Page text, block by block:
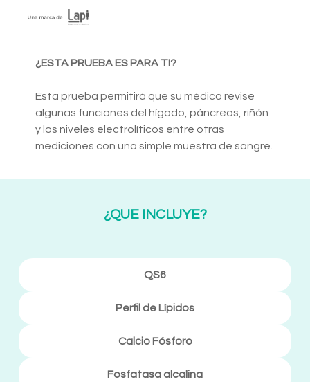
¿ESTA PRUEBA ES PARA TI?
Esta prueba permitirá que su médico revise
algunas funciones del hígado, páncreas, riñón
y los niveles electrolíticos entre otras
mediciones con una simple muestra de sangre.
¿QUE INCLUYE?
QS6
Perfil de Lípidos
Calcio Fósforo
Fosfatasa alcalina